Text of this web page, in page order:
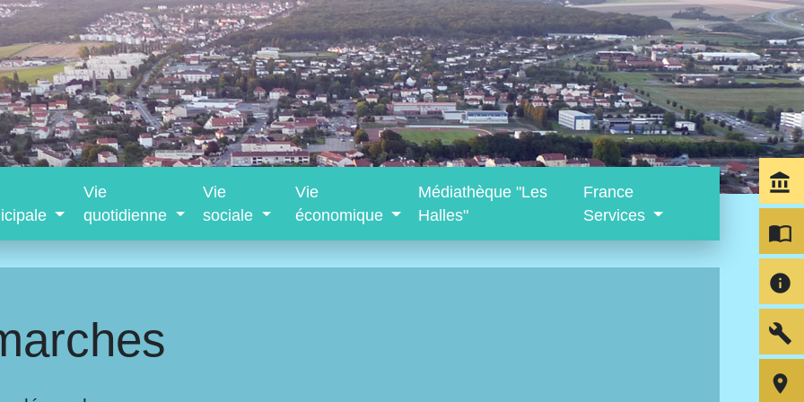
Vie
quotidienne
Vie
sociale
Vie
économique
Médiathèque "Les
Halles"
France
Services
account_balance
import_contacts
info
build
room